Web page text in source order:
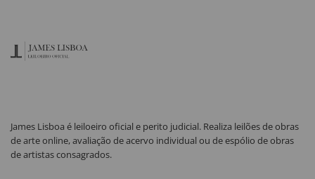
James Lisboa é leiloeiro oficial e perito judicial. Realiza leilões de obras
de arte online, avaliação de acervo individual ou de espólio de obras
de artistas consagrados.